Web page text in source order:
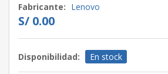
Fabricante: Lenovo
S/ 0.00
Disponibilidad: En stock